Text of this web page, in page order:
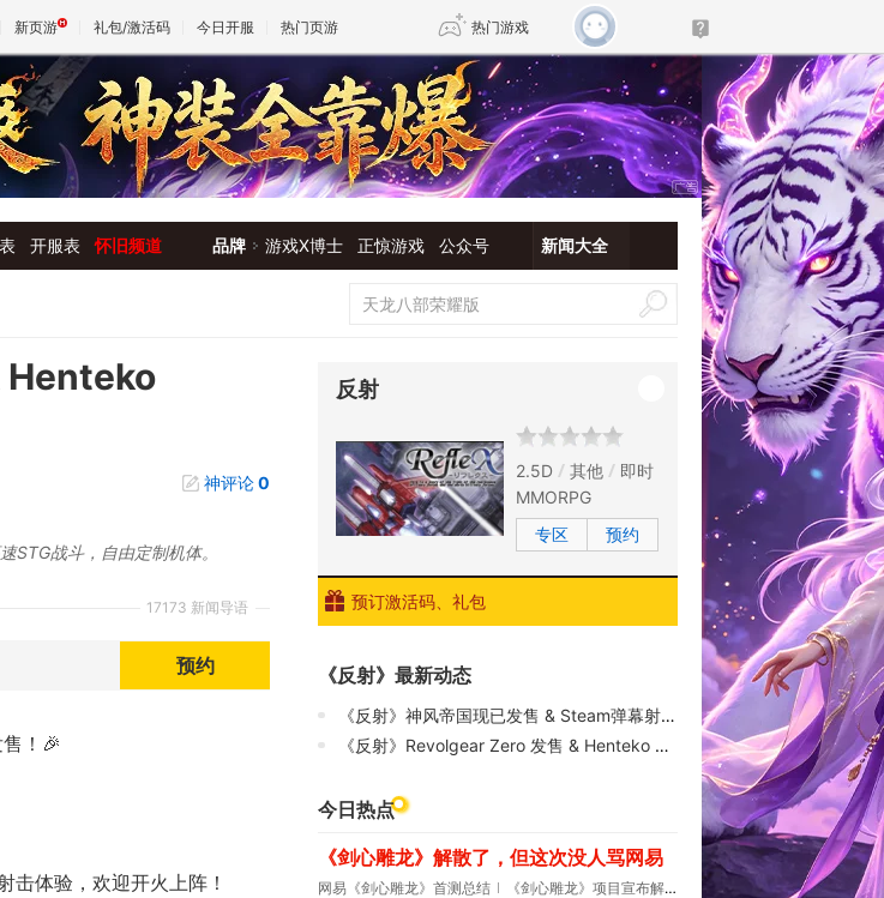
新页游 礼包/激活码 今日开服 热门页游 热门游戏
魔兽 DNF 传奇4
开服表 怀旧频道 品牌 游戏X博士 正惊游戏 公众号 新闻大全
Henteko
神评论0
17173 新闻导语
战斗，自由定制机体。
预约
！🎉
击体验，欢迎开火上阵！
反射
2.5D 其他
即时
MMORPG
专区
预约
预订激活码、礼包
《反射》最新动态
《反射》神风帝国现已发售 & Steam弹幕射击游戏节2026 正在举办！
《反射》Revolgear Zero 发售 & Henteko Doujin 促销开启！
今日热点
《剑心雕龙》解散了，但这次没人骂网易
网易《剑心雕龙》首测总结 《剑心雕龙》项目宣布解散